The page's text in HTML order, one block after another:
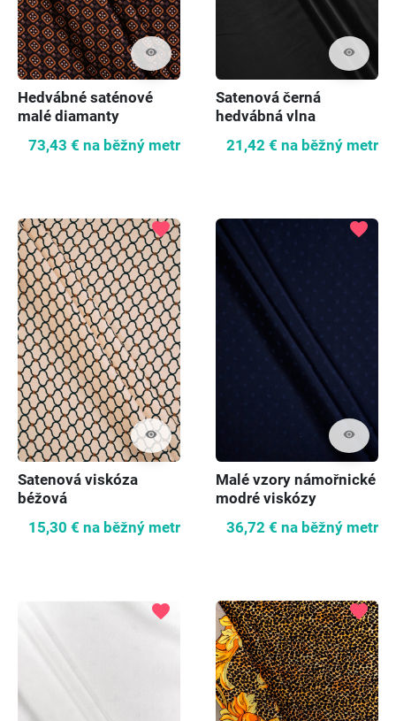
visibility
Hedvábné saténové
malé diamanty
73,43 € na běžný metr
visibility
Satenová černá
hedvábná vlna
21,42 € na běžný metr
visibility
favorite
Satenová viskóza
béžová
15,30 € na běžný metr
visibility
favorite
Malé vzory námořnické
modré viskózy
36,72 € na běžný metr
favorite favorite